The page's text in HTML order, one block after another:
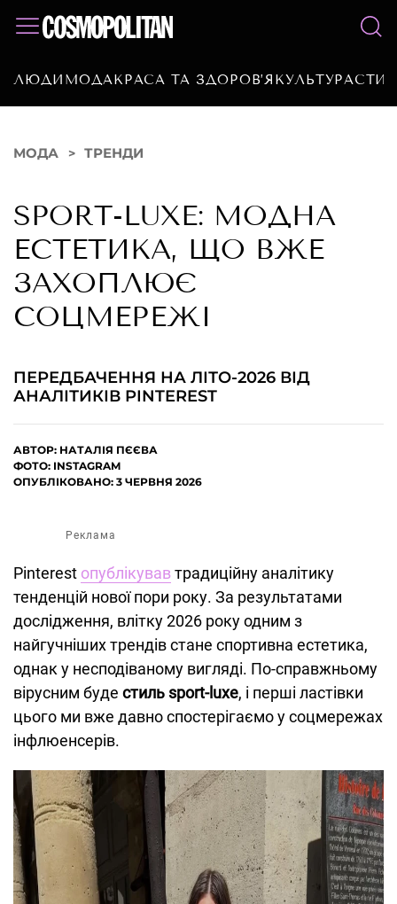
ЛЮДИ МОДАКРАСА ТА ЗДОРОВ’Я КУЛЬТУРА
МОДА ТРЕНДИ
SPORT-LUXE: МОДНА
ЕСТЕТИКА, ЩО ВЖЕ
ЗАХОПЛЮЄ
СОЦМЕРЕЖІ
ПЕРЕДБАЧЕННЯ НА ЛІТО-2026 ВІД
АНАЛІТИКІВ PINTEREST
АВТОР: НАТАЛІЯ ПЄЄВА
ФОТО: INSTAGRAM
ОПУБЛІКОВАНО: 3 ЧЕРВНЯ 2026
Реклама
Pinterest опублікувавтрадиційну аналітику
тенденцій нової пори року. За результатами
дослідження, влітку 2026 року одним з
найгучніших трендів стане спортивна естетика,
однак у несподіваному вигляді. По-справжньому
вірусним буде стиль sport-luxe, і перші ластівки
цього ми вже давно спостерігаємо у соцмережах
інфлюенсерів.